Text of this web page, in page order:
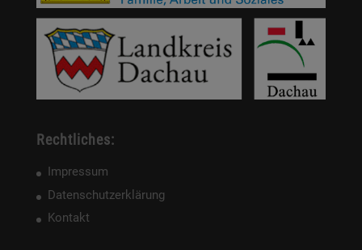
Rechtliches:
Impressum
Datenschutzerklärung
Kontakt